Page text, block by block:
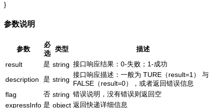
}
参数说明
参数
必
选
类型
描述
result
是 string 接口响应结果：0-失败；1-成功
description
是 string
接口响应描述：一般为 TURE（result=1） 与
FALSE（result=0），或者返回错误信息
flag
否 string 错误说明，没有错误则返回空
expressInfo 是 object 返回快递详细信息